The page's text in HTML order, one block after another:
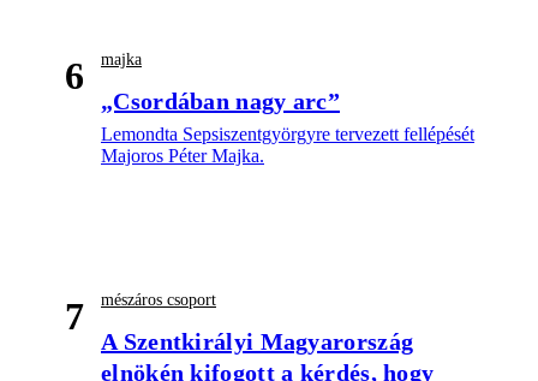
6 majka
„Csordában nagy arc”
Lemondta Sepsiszentgyörgyre tervezett fellépését
Majoros Péter Majka.
7 mészáros csoport
A Szentkirályi Magyarország
elnökén kifogott a kérdés, hogy